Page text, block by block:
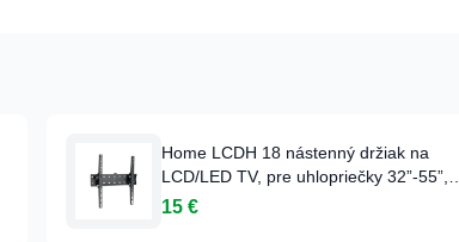
Home LCDH 18 nástenný držiak na
LCD/LED TV, pre uhlopriečky 32”-55”,
nosnosť max. 40 kg, sklopný,
15 €